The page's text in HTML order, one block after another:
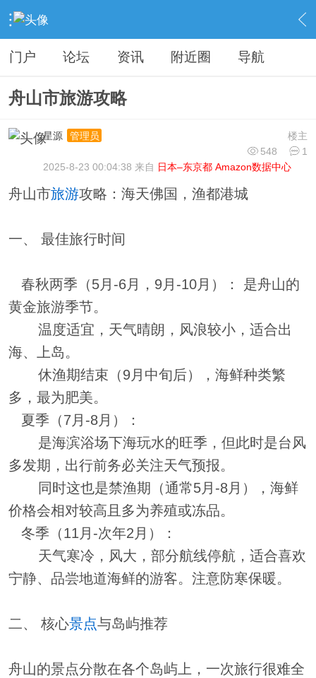
› 分类信息 › 旅游攻略 › 内容
门户 论坛 资讯 附近圈 导航
舟山市旅游攻略
楼主
星源
管理员
548
1
2025-8-23 00:04:38 来自 日本–东京都 Amazon数据中心
舟山市旅游攻略：海天佛国，渔都港城
一、 最佳旅行时间
春秋两季（5月-6月，9月-10月）： 是舟山的
黄金旅游季节。
温度适宜，天气晴朗，风浪较小，适合出
海、上岛。
休渔期结束（9月中旬后），海鲜种类繁
多，最为肥美。
夏季（7月-8月）：
是海滨浴场下海玩水的旺季，但此时是台风
多发期，出行前务必关注天气预报。
同时这也是禁渔期（通常5月-8月），海鲜
价格会相对较高且多为养殖或冻品。
冬季（11月-次年2月）：
天气寒冷，风大，部分航线停航，适合喜欢
宁静、品尝地道海鲜的游客。注意防寒保暖。
二、 核心景点与岛屿推荐
舟山的景点分散在各个岛屿上，一次旅行很难全